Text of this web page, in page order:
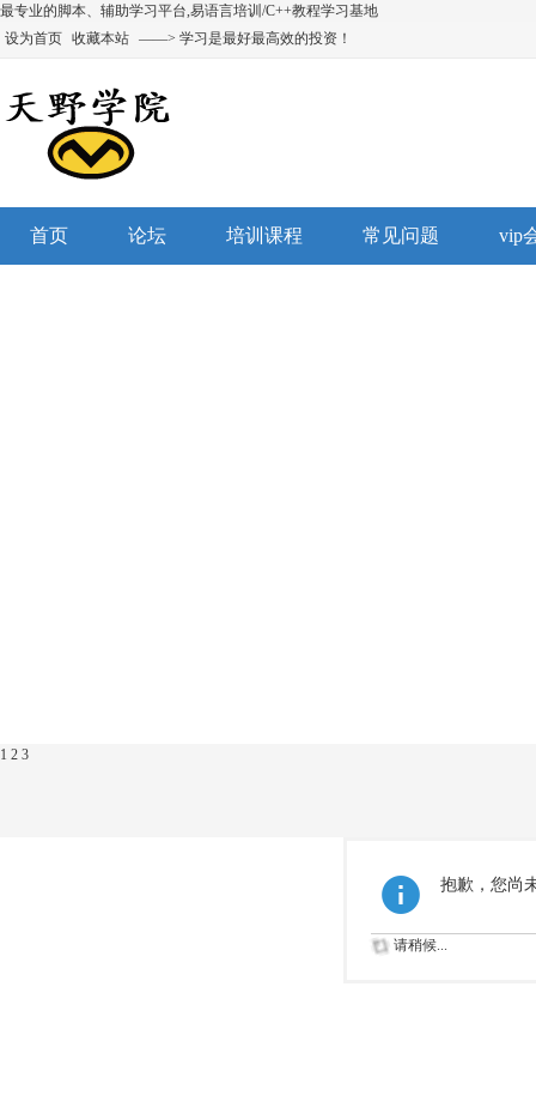
最专业的脚本、辅助学习平台,易语言培训/C++教程学习基地
设为首页 收藏本站 ——> 学习是最好最高效的投资！
首页 论坛 培训课程 常见问题 vip
1 2 3
抱歉，您尚
请稍候...